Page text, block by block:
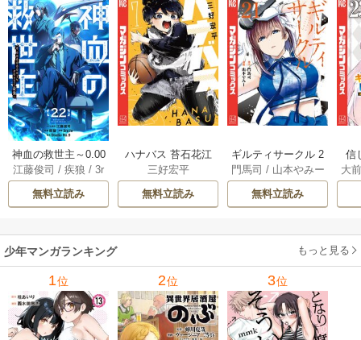
神血の救世主～0.00
000001％を引き当
て最強へ～【電子
書籍特典付】 22巻
江藤俊司 /疾狼 /3r
Studio No.9
無料立読み
ハナバス 苔石花江
のバスケ論 7巻
三好宏平
無料立読み
ギルティサークル 2
1巻
門馬司 / 山本やみー
無料立読み
信
に
の
れ
メ
大
少年マンガランキング もっと見る
1位 2位 3位